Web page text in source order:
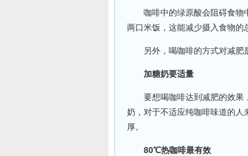
咖啡中的绿原酸会阻碍食物中
两口米饭，这能减少摄入食物的
另外，喝咖啡的方式对减肥
加糖奶要适量
要想喝咖啡达到减肥的效果
奶，对于不适应纯咖啡味道的
厚。
80℃热咖啡最有效